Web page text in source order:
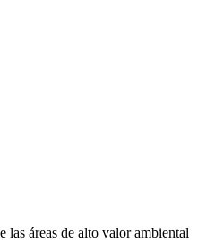
las áreas de alto valor ambiental